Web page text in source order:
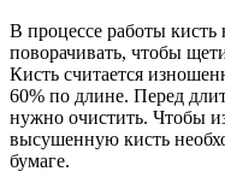
В процессе работы
поворачивать, чтобы
Кисть считается
60% по длине. Перед
нужно очистить. Чтобы
высушенную кисть
бумаге.